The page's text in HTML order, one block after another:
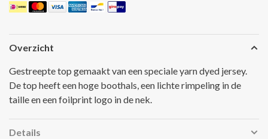
Overzicht
Gestreepte top gemaakt van een speciale yarn dyed jersey.
De top heeft een hoge boothals, een lichte rimpeling in de
taille en een foilprint logo in de nek.
Details